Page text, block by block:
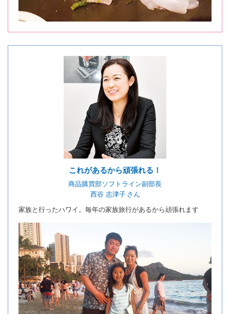
これがあるから頑張れる！
商品購買部ソフトライン副部長
西谷 志津子 さん
家族と行ったハワイ。毎年の家族旅行があるから頑張れます